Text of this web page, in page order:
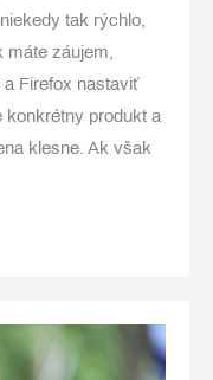
tak rýchlo,
máte záujem,
a Firefox nastaviť
konkrétny produkt a
klesne. Ak však